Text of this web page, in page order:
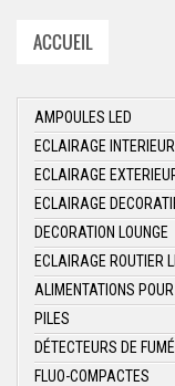
ACCUEIL
AMPOULES LED
ECLAIRAGE
ECLAIRAGE
ECLAIRAGE
DECORATION LOUNGE
ECLAIRAGE ROUTIER
ALIMENTATIONS
PILES
DÉTECTEURS DE
FLUO-COMPACTES